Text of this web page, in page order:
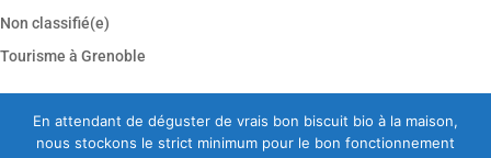
Non classifié(e)
Tourisme à Grenoble
En attendant de déguster de vrais bon biscuit bio à la maison,
nous stockons le strict minimum pour le bon fonctionnement